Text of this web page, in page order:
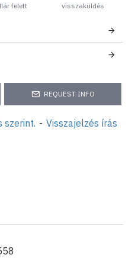
felett
visszaküldés
REQUEST INFO
szerint. - Visszajelzés írás